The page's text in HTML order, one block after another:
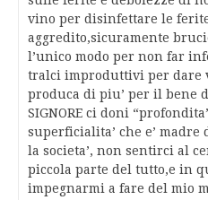
vino per disinfettare le
aggredito,sicuramente
l’unico modo per non far
tralci improduttivi per dare
produca di piu’ per il bene
SIGNORE ci doni
superficialita’ che e’
la societa’, non sentirci al
piccola parte del tutto,e in
impegnarmi a fare del mio